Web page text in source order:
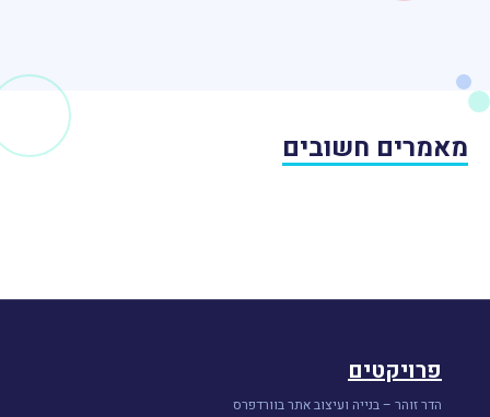
מאמרים חשובים
פרויקטים
הדר זוהר – בנייה ועיצוב אתר בוורדפרס